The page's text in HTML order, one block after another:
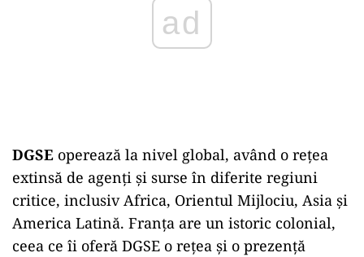
DGSE operează la nivel global, având o rețea
extinsă de agenți și surse în diferite regiuni
critice, inclusiv Africa, Orientul Mijlociu, Asia și
America Latină. Franța are un istoric colonial,
ceea ce îi oferă DGSE o rețea și o prezență